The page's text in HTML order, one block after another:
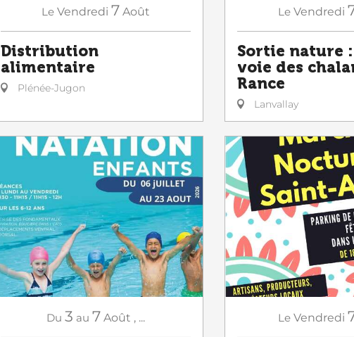
Le Vendredi 7 Août
Distribution
alimentaire
Plénée-Jugon
Le Vendredi
Sortie nature
voie des
Rance
Lanvallay
Du 3 au 7 Août , ... Le Vendredi